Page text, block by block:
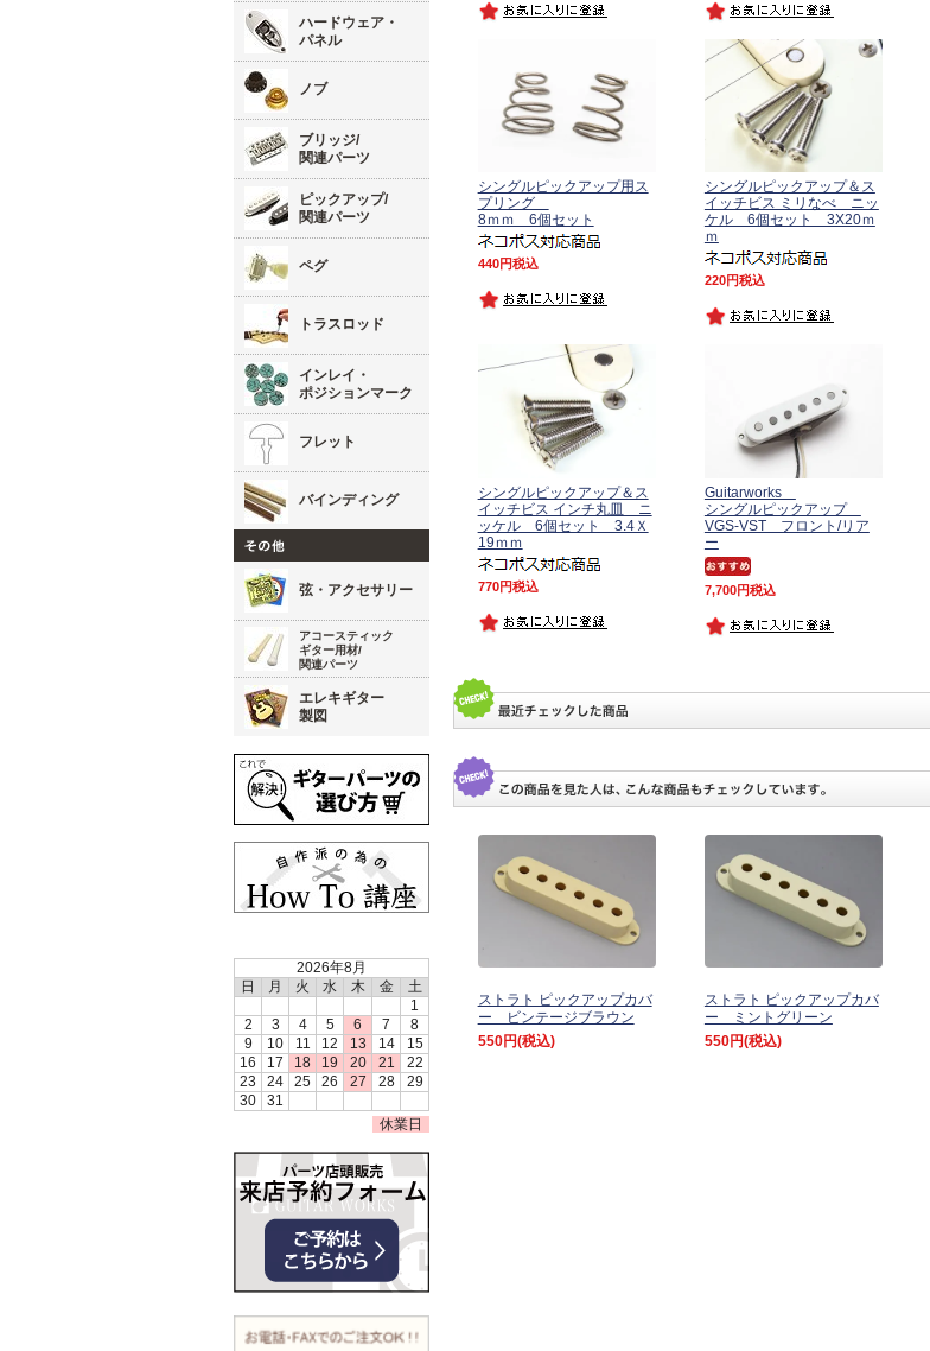
ハードウェア・
パネル
ノブ
ブリッジ/
関連パーツ
ピックアップ/
関連パーツ
ペグ
トラスロッド
インレイ・
ポジションマーク
フレット
バインディング
弦・アクセサリー
アコースティック
ギター用材/
関連パーツ
エレキギター
製図
2026年8月
日
月 火 水 木 金
土
1
2
3 4 5 6 7
8
9
10 11 12 13 14
15
16
17 18 19 20 21
22
23
24 25 26 27 28
29
30
31
休業日
シングルピックアップ用ス
プリング
8ｍｍ 6個セット
440 税込
シングルピックアップ＆ス
イッチビス ミリなべ ニッ
ケル 6個セット 3X20ｍ
ｍ
220 税込
シングルピックアップ＆ス
イッチビス インチ丸皿 ニ
ッケル 6個セット 3.4Ｘ
19ｍｍ
770 税込
Guitarworks
シングルピックアップ
VGS-VST フロント/リア
ー
7,700 税込
ストラト ピックアップカバ
ー ビンテージブラウン
550円(税込)
ストラト ピックアップカバ
ー ミントグリーン
550円(税込)